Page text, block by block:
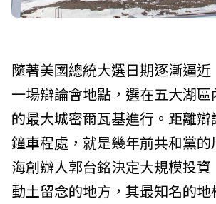
隨著美國總統大選日期逐漸逼
一場辯論會地點，選在五大湖區
的最大城密爾瓦基進行。距離
鐘車程處，就是幾年前共和黨
海創辦人郭台銘決定大規模投
動土留念的地方，其最知名的